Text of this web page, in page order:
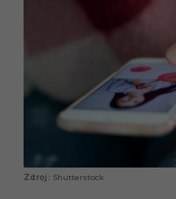
Shutterstock